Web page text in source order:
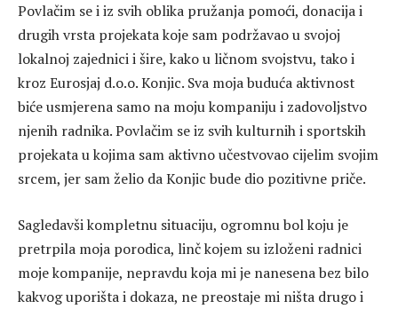
Povlačim se i iz svih oblika pružanja pomoći, donacija i
drugih vrsta projekata koje sam podržavao u svojoj
lokalnoj zajednici i šire, kako u ličnom svojstvu, tako i
kroz Eurosjaj d.o.o. Konjic. Sva moja buduća aktivnost
biće usmjerena samo na moju kompaniju i zadovoljstvo
njenih radnika. Povlačim se iz svih kulturnih i sportskih
projekata u kojima sam aktivno učestvovao cijelim svojim
srcem, jer sam želio da Konjic bude dio pozitivne priče.
Sagledavši kompletnu situaciju, ogromnu bol koju je
pretrpila moja porodica, linč kojem su izloženi radnici
moje kompanije, nepravdu koja mi je nanesena bez bilo
kakvog uporišta i dokaza, ne preostaje mi ništa drugo i